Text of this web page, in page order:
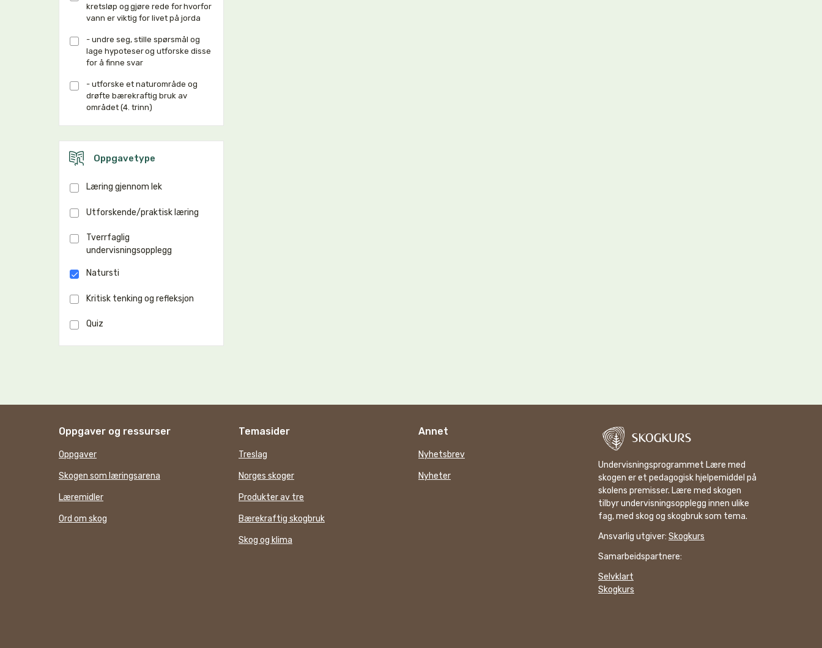
kretsløp og gjøre rede for hvorfor
vann er viktig for livet på jorda
- undre seg, stille spørsmål og
lage hypoteser og utforske disse
for å finne svar
- utforske et naturområde og
drøfte bærekraftig bruk av
området (4. trinn)
Oppgavetype
Læring gjennom lek
Utforskende/praktisk læring
Tverrfaglig
undervisningsopplegg
Natursti
Kritisk tenking og refleksjon
Quiz
Oppgaver og ressurser
Oppgaver
Skogen som læringsarena
Læremidler
Ord om skog
Temasider
Treslag
Norges skoger
Produkter av tre
Bærekraftig skogbruk
Skog og klima
Annet
Nyhetsbrev
Nyheter
Undervisningsprogrammet Lære med
skogen er et pedagogisk hjelpemiddel på
skolens premisser. Lære med skogen
tilbyr undervisningsopplegg innen ulike
fag, med skog og skogbruk som tema.
Ansvarlig utgiver: Skogkurs
Samarbeidspartnere:
Selvklart
Skogkurs